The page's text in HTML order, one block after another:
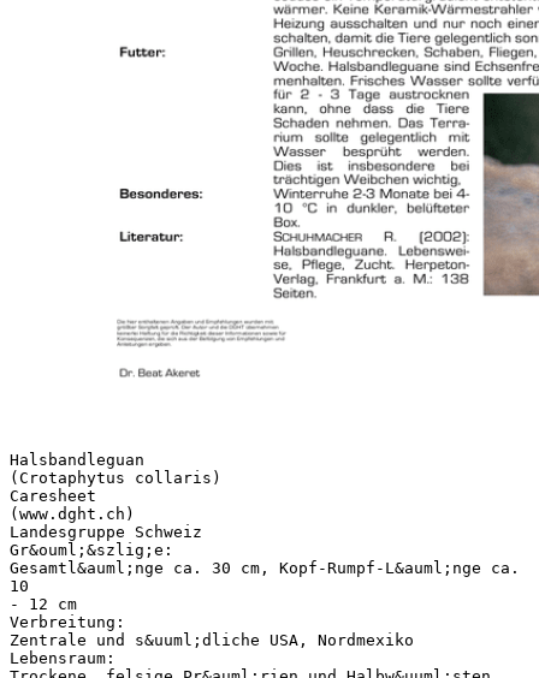
Halsbandleguan
(Crotaphytus collaris)
Caresheet
(www.dght.ch)
Landesgruppe Schweiz
Gr&ouml;&szlig;e:
Gesamtl&auml;nge ca. 30 cm, Kopf-Rumpf-L&auml;nge ca.
10
- 12 cm
Verbreitung:
Zentrale und s&uuml;dliche USA, Nordmexiko
Lebensraum: